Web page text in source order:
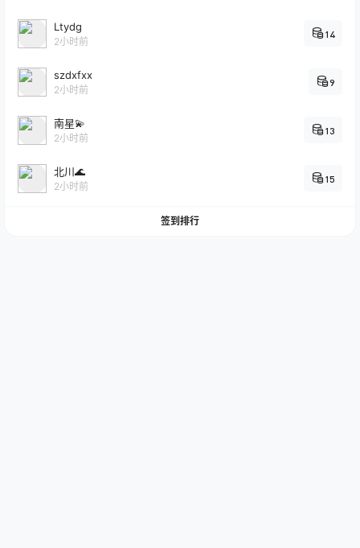
Ltydg
2小时前
14
szdxfxx
2小时前
9
南星💫
2小时前
13
北川🌊
2小时前
15
签到排行